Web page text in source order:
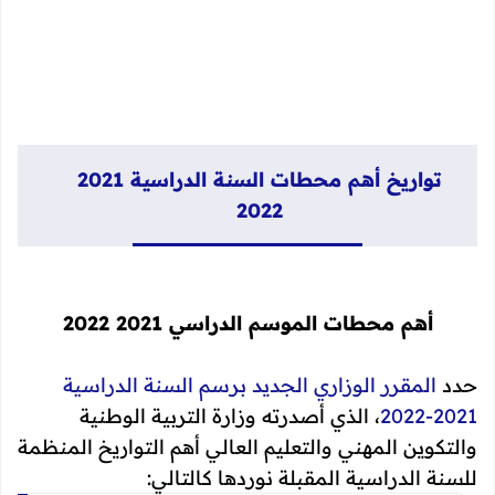
تواريخ أهم محطات السنة الدراسية 2021
2022
أهم محطات الموسم الدراسي 2021 2022
حدد المقرر الوزاري الجديد برسم السنة الدراسية
2021-2022
، الذي أصدرته وزارة التربية الوطنية
والتكوين المهني والتعليم العالي أهم التواريخ المنظمة
للسنة الدراسية المقبلة نوردها كالتالي: